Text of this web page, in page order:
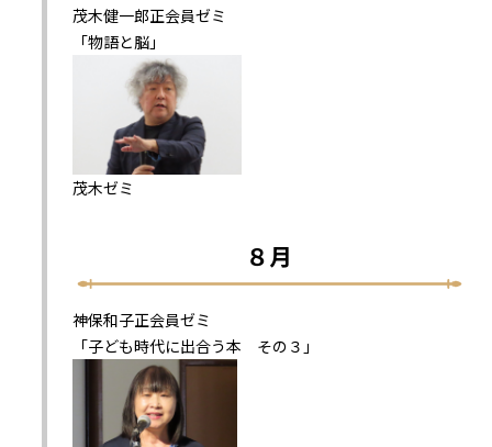
茂木健一郎正会員ゼミ
「物語と脳」
茂木ゼミ
８月
神保和子正会員ゼミ
「子ども時代に出合う本 その３」